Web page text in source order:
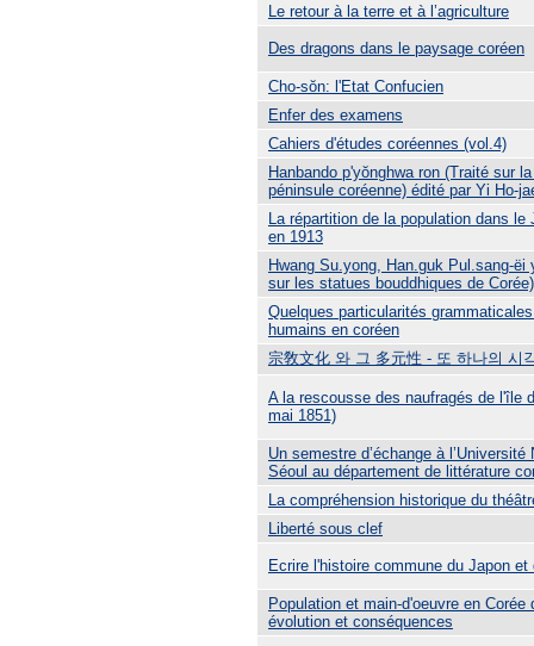
Le retour à la terre et à l’agriculture
Des dragons dans le paysage coréen
Cho-sŏn: l'Etat Confucien
Enfer des examens
Cahiers d'études coréennes (vol.4)
Hanbando p'yŏnghwa ron (Traité sur
péninsule coréenne) édité par Yi Ho-
La répartition de la population dans
en 1913
Hwang Su.yong, Han.guk Pul.sang-ëi
sur les statues bouddhiques de Corée)
Quelques particularités
humains en coréen
宗敎文化 와 그 多元性 - 또 하나의 시
A la rescousse des naufragés de l'île
mai 1851)
Un semestre d’échange à l’Université
Séoul au département de littérature
La compréhension historique du
Liberté sous clef
Ecrire l'histoire commune du Japon et
Population et main-d'oeuvre en Corée
évolution et conséquences